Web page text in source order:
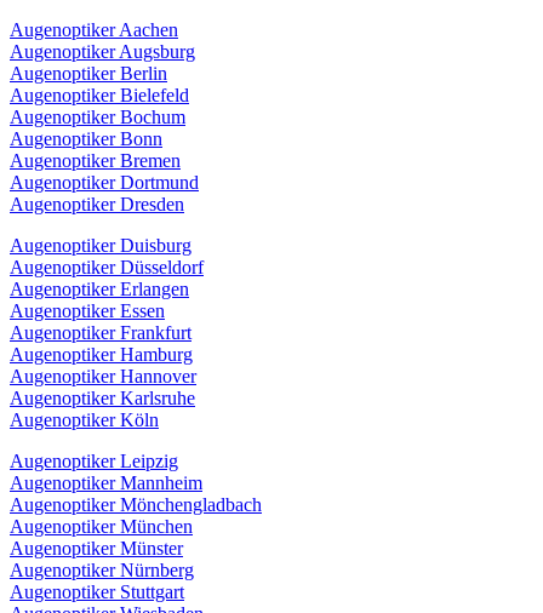
Augenoptiker Aachen
Augenoptiker Augsburg
Augenoptiker Berlin
Augenoptiker Bielefeld
Augenoptiker Bochum
Augenoptiker Bonn
Augenoptiker Bremen
Augenoptiker Dortmund
Augenoptiker Dresden
Augenoptiker Duisburg
Augenoptiker Düsseldorf
Augenoptiker Erlangen
Augenoptiker Essen
Augenoptiker Frankfurt
Augenoptiker Hamburg
Augenoptiker Hannover
Augenoptiker Karlsruhe
Augenoptiker Köln
Augenoptiker Leipzig
Augenoptiker Mannheim
Augenoptiker Mönchengladbach
Augenoptiker München
Augenoptiker Münster
Augenoptiker Nürnberg
Augenoptiker Stuttgart